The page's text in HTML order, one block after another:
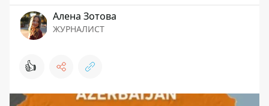
Алена Зотова
ЖУРНАЛИСТ
👍